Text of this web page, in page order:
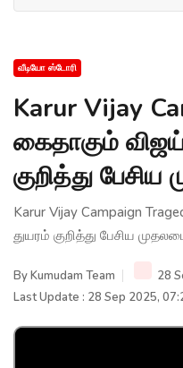
வீடியோ ஸ்டோரி
Karur Vijay
கைதாகும்
குறித்து
Karur Vijay Campaign
துயரம் குறித்து பேசிய
ByKumudam Team
28
Last Update : 28 Sep 2025,